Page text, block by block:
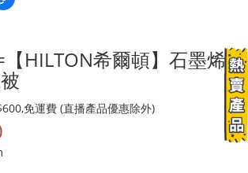
HILTON希爾頓】石墨烯
免運費 (直播產品優惠除外)